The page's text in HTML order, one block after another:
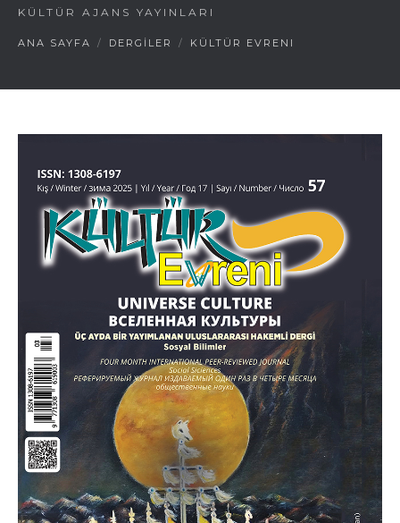
KÜLTÜR AJANS YAYINLARI
ANA SAYFA / DERGİLER / KÜLTÜR EVRENI